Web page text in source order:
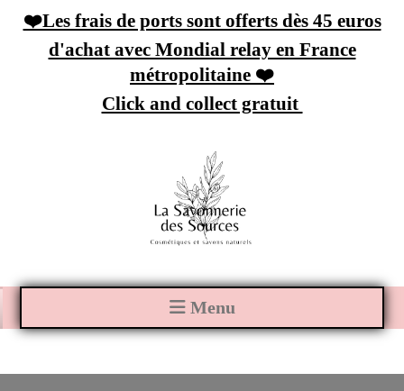
❤️Les frais de ports sont offerts dès 45 euros
d'achat avec Mondial relay en France
métropolitaine ❤️
Click and collect gratuit
Menu